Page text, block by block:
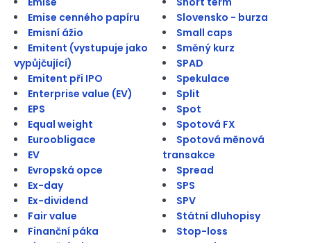
Emise cenného papíru
Emisní ážio
Emitent (vystupuje jako
vypůjčující)
Emitent při IPO
Enterprise value (EV)
EPS
Equal weight
Euroobligace
EV
Evropská opce
Ex-day
Ex-dividend
Fair value
Finanční páka
Slovensko - burza
Small caps
Směný kurz
SPAD
Spekulace
Split
Spot
Spotová FX
Spotová měnová
transakce
Spread
SPS
SPV
Státní dluhopisy
Stop-loss